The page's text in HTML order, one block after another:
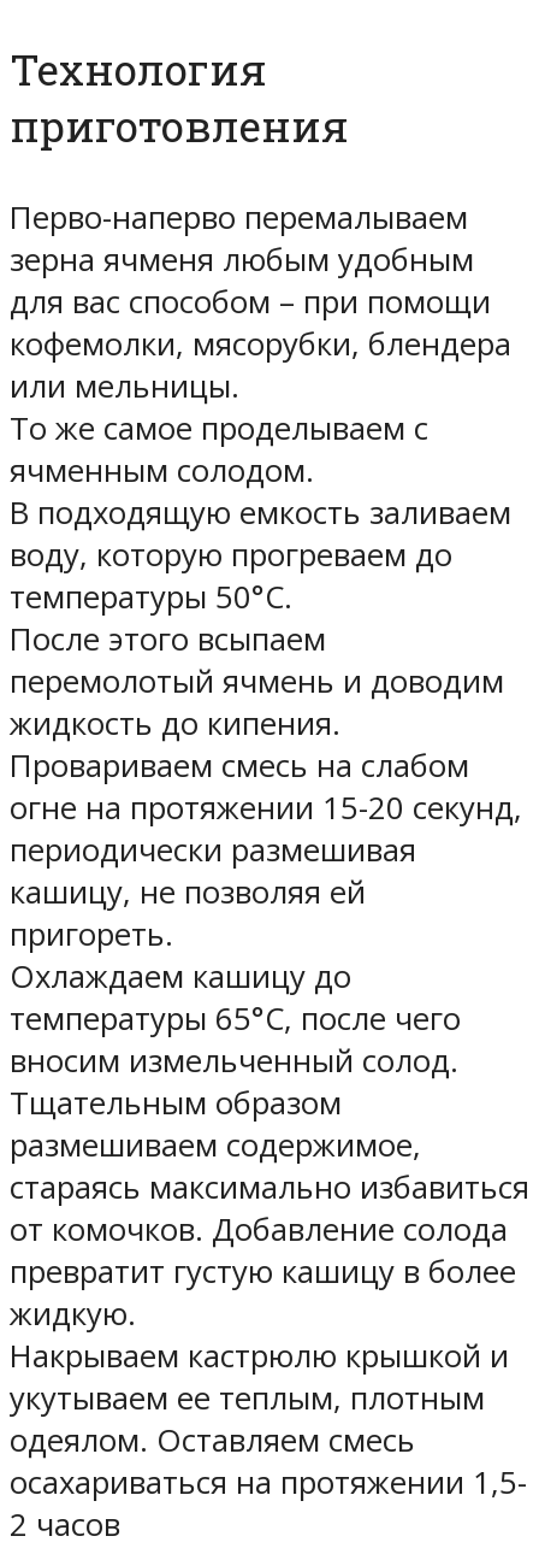
Технология
приготовления
Перво-наперво перемалываем
зерна ячменя любым удобным
для вас способом – при помощи
кофемолки, мясорубки, блендера
или мельницы.
То же самое проделываем с
ячменным солодом.
В подходящую емкость заливаем
воду, которую прогреваем до
температуры 50°С.
После этого всыпаем
перемолотый ячмень и доводим
жидкость до кипения.
Провариваем смесь на слабом
огне на протяжении 15-20 секунд,
периодически размешивая
кашицу, не позволяя ей
пригореть.
Охлаждаем кашицу до
температуры 65°С, после чего
вносим измельченный солод.
Тщательным образом
размешиваем содержимое,
стараясь максимально избавиться
от комочков. Добавление солода
превратит густую кашицу в более
жидкую.
Накрываем кастрюлю крышкой и
укутываем ее теплым, плотным
одеялом. Оставляем смесь
осахариваться на протяжении 1,5-
2 часов